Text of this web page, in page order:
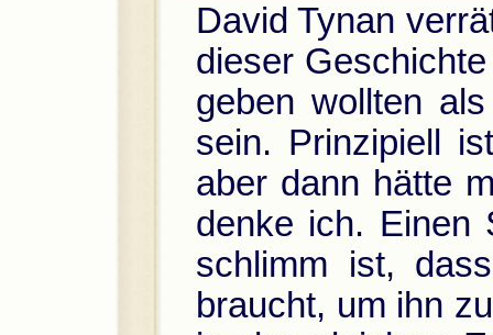
David Tynan
dieser
geben wollten
sein. Prinzipiell
aber dann hätte
denke ich. Einen
schlimm ist,
braucht, um ihn